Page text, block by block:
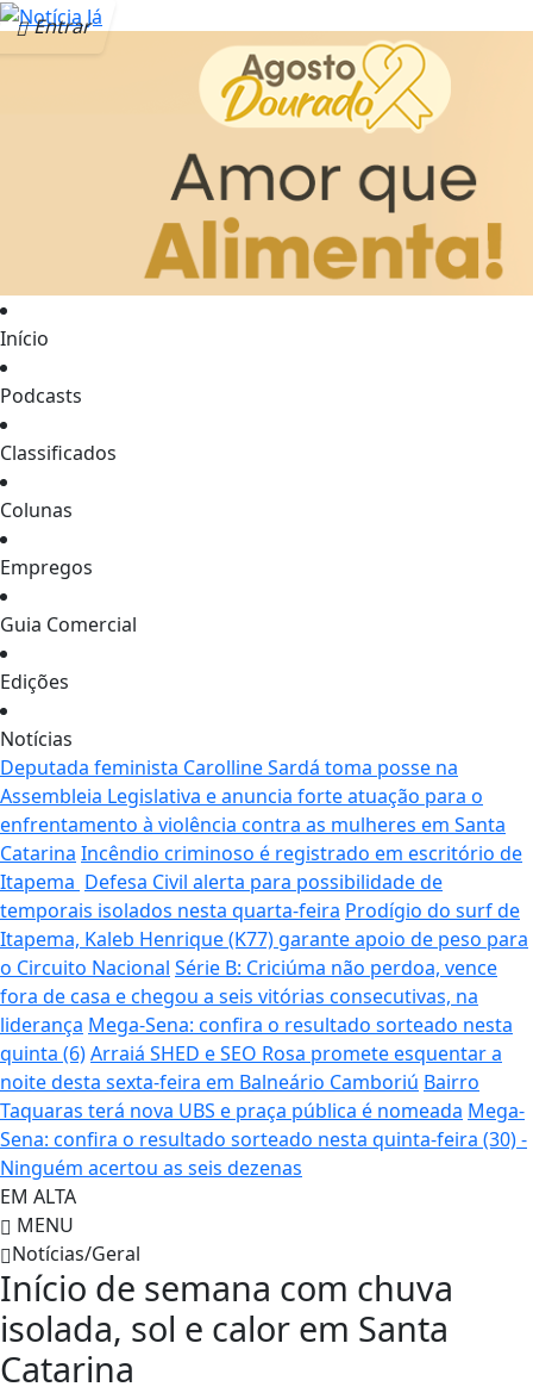
Entrar
Início
Podcasts
Classificados
Colunas
Empregos
Guia Comercial
Edições
Notícias
Deputada feminista Carolline Sardá toma posse na
Assembleia Legislativa e anuncia forte atuação para o
enfrentamento à violência contra as mulheres em Santa
Catarina Incêndio criminoso é registrado em escritório de
Itapema Defesa Civil alerta para possibilidade de
temporais isolados nesta quarta-feira Prodígio do surf de
Itapema, Kaleb Henrique (K77) garante apoio de peso para
o Circuito Nacional Série B: Criciúma não perdoa, vence
fora de casa e chegou a seis vitórias consecutivas, na
liderança Mega-Sena: confira o resultado sorteado nesta
quinta (6)Arraiá SHED e SEO Rosa promete esquentar a
noite desta sexta-feira em Balneário Camboriú Bairro
Taquaras terá nova UBS e praça pública é nomeada Mega-
Sena: confira o resultado sorteado nesta quinta-feira (30) -
Ninguém acertou as seis dezenas
EM ALTA
MENU
Notícias/Geral
Início de semana com chuva
isolada, sol e calor em Santa
Catarina